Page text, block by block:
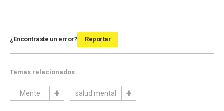
¿Encontraste un error? Reportar
Temas relacionados
Mente salud mental